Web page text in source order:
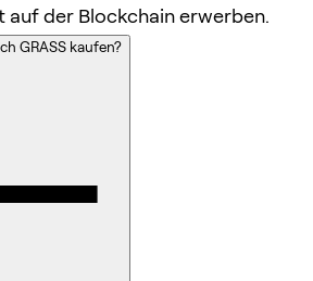
auf der Blockchain erwerben.
GRASS kaufen?